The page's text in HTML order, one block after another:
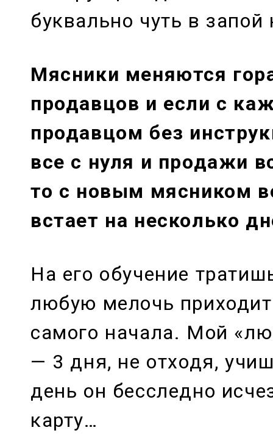
буквально чуть в
Мясники меняются
продавцов и если с
продавцом без
все с нуля и продажи
то с новым мясником
встает на несколько
На его обучение
любую мелочь
самого начала. Мой
— 3 дня, не отходя,
день он бесследно
карту…